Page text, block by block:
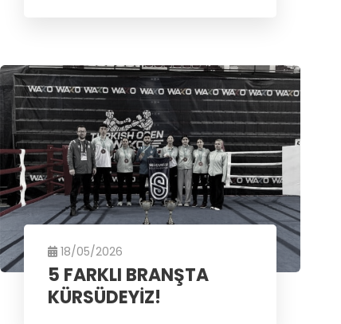
18/05/2026
5 FARKLI BRANŞTA
KÜRSÜDEYİZ!